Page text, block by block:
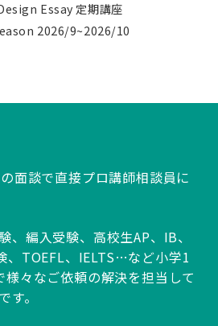
Essay 定期講座
2026/9~2026/10
面談で直接プロ講師相談員に
、編入受験、高校生AP、IB、
、TOEFL、IELTS…など小学1
々なご依頼の解決を担当して
す。